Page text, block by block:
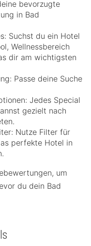
bevorzugte
in Bad
Suchst du ein Hotel
Wellnessbereich
dir am wichtigsten
Passe deine Suche
Jedes Special
gezielt nach
Nutze Filter für
perfekte Hotel in
um
du dein Bad